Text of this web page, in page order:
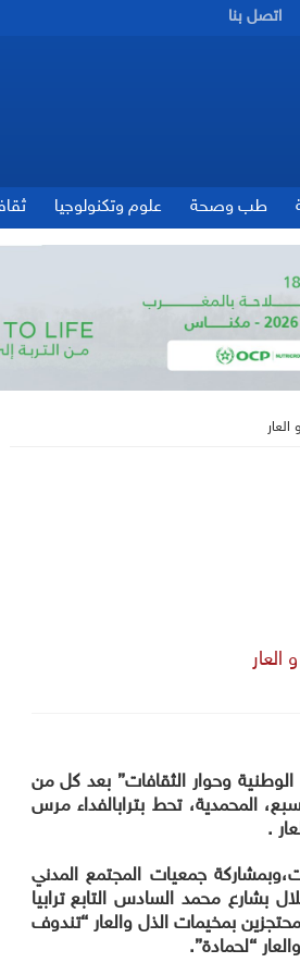
اتصل بنا
طب وصحة علوم وتكنولوجيا
الوطنية وحوار الثقافات” بعد كل من
المحمدية، تحط بترابالفداء مرس
.
جمعيات المجتمع المدني
يوم 27 يونيو 2014 بساحة كراج علال بشارع محمد السادس التابع ترابيا
بمخيمات الذل والعار “تندوف
“لحمادة”.